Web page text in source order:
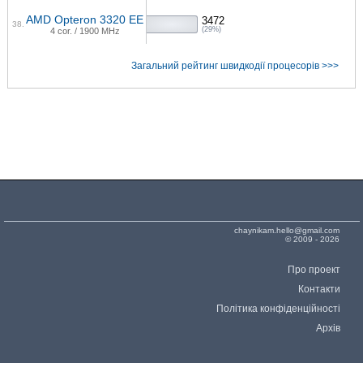
38. AMD Opteron 3320 EE
4 cor. / 1900 MHz
3472
(29%)
Загальний рейтинг швидкодії процесорів >>>
chaynikam.hello@gmail.com
© 2009 - 2026
Про проект
Контакти
Політика конфіденційності
Архів